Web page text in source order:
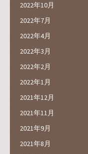
2022年10月
2022年7月
2022年4月
2022年3月
2022年2月
2022年1月
2021年12月
2021年11月
2021年9月
2021年8月